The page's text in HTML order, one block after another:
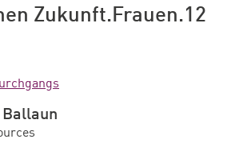
Zukunft.Frauen.12
Ballaun